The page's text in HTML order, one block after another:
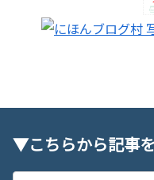
▼こちらから記事